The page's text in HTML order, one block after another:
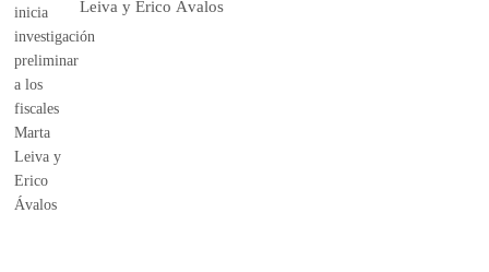
Leiva y Erico Ávalos